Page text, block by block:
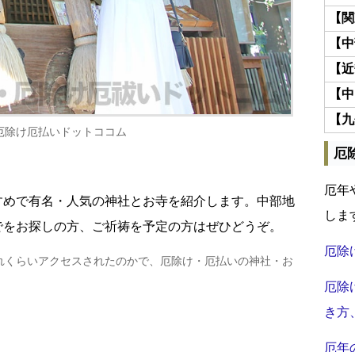
け厄払いドットココム
で有名・人気の神社とお寺を紹介します。中部地
お探しの方、ご祈祷を予定の方はぜひどうぞ。
らいアクセスされたのかで、厄除け・厄払いの神社・お
【
【
【
【
【
厄
厄年
しま
厄除
厄除
き方
厄年